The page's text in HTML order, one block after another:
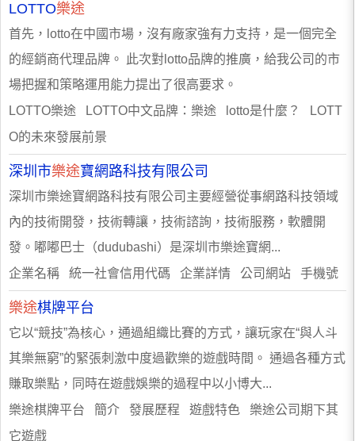
LOTTO樂途
首先，lotto在中國市場，沒有廠家強有力支持，是一個完全
的經銷商代理品牌。 此次對lotto品牌的推廣，給我公司的市
場把握和策略運用能力提出了很高要求。
LOTTO樂途 LOTTO中文品牌：樂途 lotto是什麼？ LOTT
O的未來發展前景
深圳市樂途寶網路科技有限公司
深圳市樂途寶網路科技有限公司主要經營從事網路科技領域
內的技術開發，技術轉讓，技術諮詢，技術服務，軟體開
發。嘟嘟巴士（dudubashi）是深圳市樂途寶網...
企業名稱 統一社會信用代碼 企業詳情 公司網站 手機號
樂途棋牌平台
它以“競技”為核心，通過組織比賽的方式，讓玩家在“與人斗
其樂無窮”的緊張刺激中度過歡樂的遊戲時間。 通過各種方式
賺取樂點，同時在遊戲娛樂的過程中以小博大...
樂途棋牌平台 簡介 發展歷程 遊戲特色 樂途公司期下其
它遊戲